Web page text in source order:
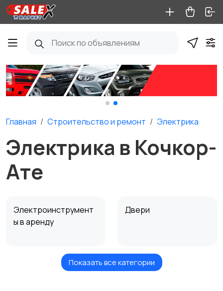
Главная Строительство и ремонт Электрика
Электрика в Кочкор-
Ате
Электроинструмент
ы в аренду
Двери
Измерительные
Окна
Показать все категории